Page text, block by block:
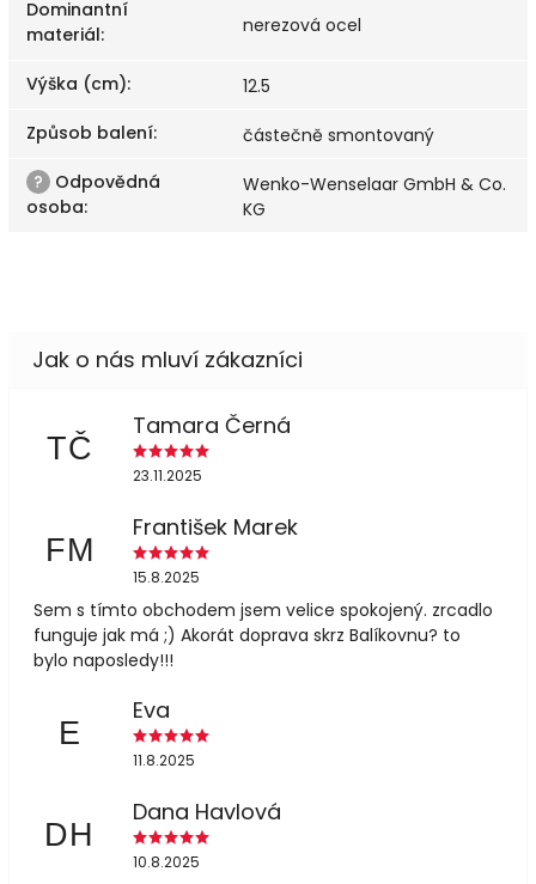
Dominantní
materiál: nerezová ocel
Výška (cm):
12.5
Způsob balení:
částečně smontovaný
? Odpovědná
osoba:
Wenko-Wenselaar GmbH & Co.
KG
TČ
Tamara Černá
23.11.2025
FM
František Marek
15.8.2025
Sem s tímto obchodem jsem velice spokojený. zrcadlo
funguje jak má ;) Akorát doprava skrz Balíkovnu? to
bylo naposledy!!!
E
Eva
11.8.2025
DH
Dana Havlová
10.8.2025